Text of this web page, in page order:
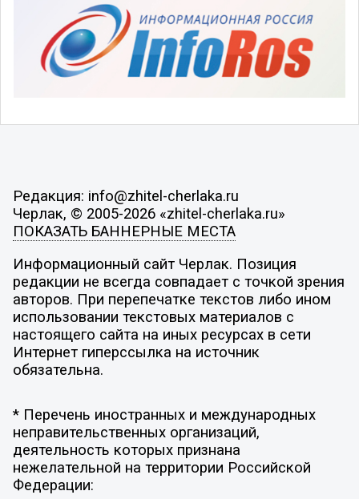
Редакция: info@zhitel-cherlaka.ru
Черлак, © 2005-2026 «zhitel-cherlaka.ru»
ПОКАЗАТЬ БАННЕРНЫЕ МЕСТА
Информационный сайт Черлак. Позиция
редакции не всегда совпадает с точкой зрения
авторов. При перепечатке текстов либо ином
использовании текстовых материалов с
настоящего сайта на иных ресурсах в сети
Интернет гиперссылка на источник
обязательна.
* Перечень иностранных и международных
неправительственных организаций,
деятельность которых признана
нежелательной на территории Российской
Федерации: